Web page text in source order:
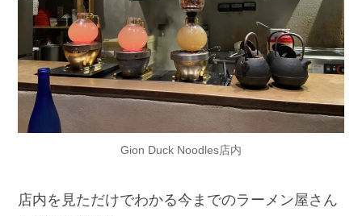
Gion Duck Noodles店内
店内を見ただけでわかる今までのラーメン屋さん